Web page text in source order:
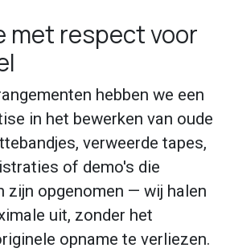
met respect voor
hebben we een
in het bewerken van oude
verweerde tapes,
of demo's die
zijn opgenomen — wij halen
uit, zonder het
opname te verliezen.